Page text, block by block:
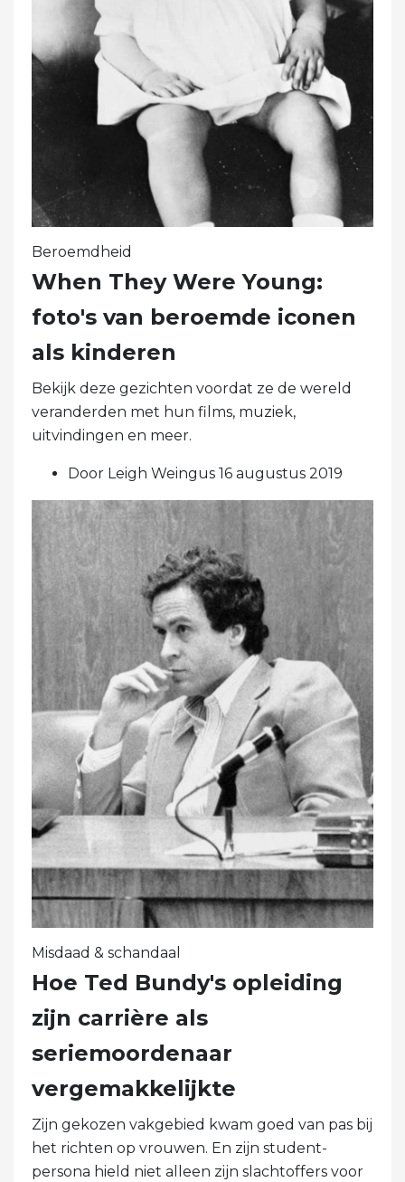
Beroemdheid
When They Were Young:
foto's van beroemde iconen
als kinderen
Bekijk deze gezichten voordat ze de wereld
veranderden met hun films, muziek,
uitvindingen en meer.
Door Leigh Weingus 16 augustus 2019
Misdaad & schandaal
Hoe Ted Bundy's opleiding
zijn carrière als
seriemoordenaar
vergemakkelijkte
Zijn gekozen vakgebied kwam goed van pas bij
het richten op vrouwen. En zijn student-
persona hield niet alleen zijn slachtoffers voor